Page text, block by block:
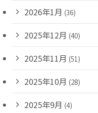
2026年1月 (36)
2025年12月 (40)
2025年11月 (51)
2025年10月 (28)
2025年9月 (4)